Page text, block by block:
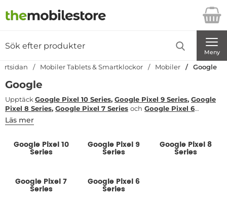
Startsidan för Danira Telecom AB
Meny
Mobiler Tablets & Smartklockor Mobiler Google
Google
Läs mer
Upptäck Google Pixel 10 Series, Google Pixel 9 Series, Google
Pixel 8 Series, Google Pixel 7 Series och Google Pixel 6
Series– Googles innovativa smartphone-familj med Tensor-
processorer, revolutionerande AI-funktioner och branschledande
garanterade uppdateringar och avancerad fotografering direkt
från Google. Mobiltelefon Google Pixel kombinerar artificiell
Underkategorier
Google Pixel 10
Series
Google Pixel 9
Series
Google Pixel 8
Series
Google Pixel 7
Series
Google Pixel 6
Series